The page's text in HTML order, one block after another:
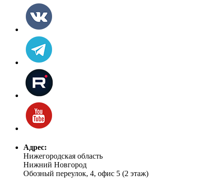
Адрес:
Нижегородская область
Нижний Новгород
Обозный переулок, 4, офис 5 (2 этаж)